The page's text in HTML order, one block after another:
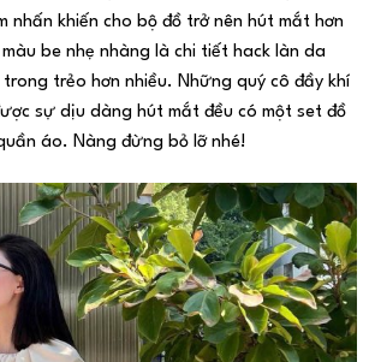
nhấn khiến cho bộ đồ trở nên hút mắt hơn
be nhẹ nhàng là chi tiết hack làn da
trẻo hơn nhiều. Những quý cô đầy khí
sự dịu dàng hút mắt đều có một set đồ
áo. Nàng đừng bỏ lỡ nhé!